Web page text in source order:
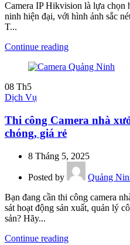
Camera IP Hikvision là lựa chọn
ninh hiện đại, với hình ảnh sắc
T...
Continue reading
08 Th5
Dịch Vụ
Thi công Camera nhà
chóng, giá rẻ
8 Tháng 5, 2025
Posted by
Quảng
Bạn đang cần thi công camera
sát hoạt động sản xuất, quản lý
sản? Hãy...
Continue reading